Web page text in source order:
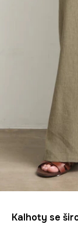
Kalhoty se